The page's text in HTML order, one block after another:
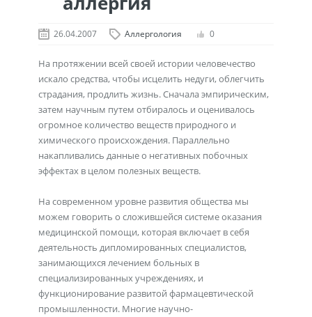
26.04.2007 Аллергология 0
На протяжении всей своей истории человечество
искало средства, чтобы исцелить недуги, облегчить
страдания, продлить жизнь. Сначала эмпирическим,
затем научным путем отбиралось и оценивалось
огромное количество веществ природного и
химического происхождения. Параллельно
накапливались данные о негативных побочных
эффектах в целом полезных веществ.
На современном уровне развития общества мы
можем говорить о сложившейся системе оказания
медицинской помощи, которая включает в себя
деятельность дипломированных специалистов,
занимающихся лечением больных в
специализированных учреждениях, и
функционирование развитой фармацевтической
промышленности. Многие научно-